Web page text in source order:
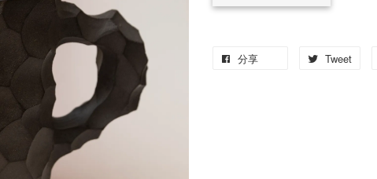
分享 Tweet